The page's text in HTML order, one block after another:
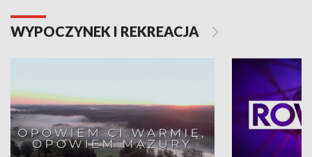
WYPOCZYNEK I REKREACJA